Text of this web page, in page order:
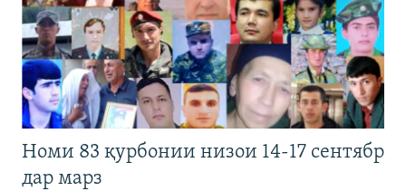
Номи 83 қурбонии низои 14-17 сентябр
дар марз